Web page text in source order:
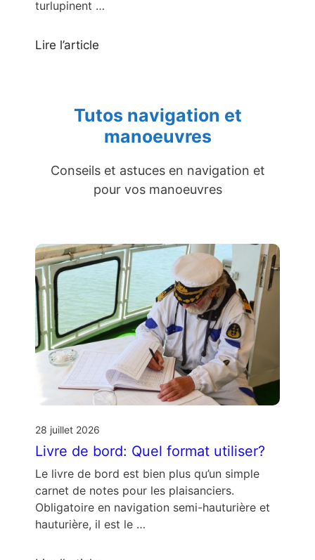
turlupinent …
Lire l’article
Tutos navigation et
manoeuvres
Conseils et astuces en navigation et
pour vos manoeuvres
28 juillet 2026
Livre de bord: Quel format utiliser?
Le livre de bord est bien plus qu’un simple
carnet de notes pour les plaisanciers.
Obligatoire en navigation semi-hauturière et
hauturière, il est le …